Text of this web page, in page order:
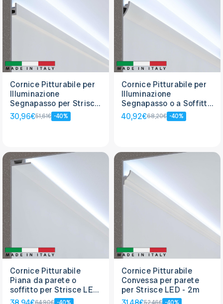
Cornice Pitturabile per
Illuminazione
Segnapasso per Strisce
LED - 2m
30,96€51,61€ -40%
Cornice Pitturabile per
Illuminazione
Segnapasso o a Soffitto
per Strisce LED - 2m
40,92€68,20€ -40%
Cornice Pitturabile
Piana da parete o
soffitto per Strisce LED
- 2m
Cornice Pitturabile
Convessa per parete
per Strisce LED - 2m